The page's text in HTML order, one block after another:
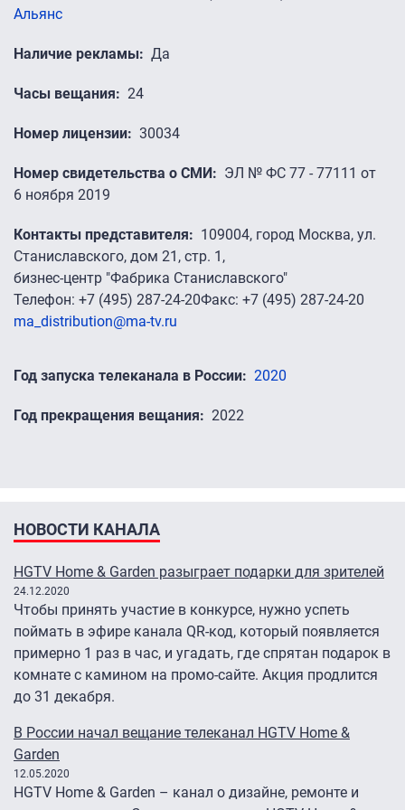
Альянс
Наличие рекламы Да
Часы вещания 24
Номер лицензии 30034
Номер свидетельства о СМИ
ЭЛ № ФС 77 - 77111 от
6 ноября 2019
Контакты представителя
109004, город Москва, ул.
Станиславского, дом 21, стр. 1,
бизнес-центр "Фабрика Станиславского"
Телефон: +7 (495) 287-24-20Факс: +7 (495) 287-24-20
ma_distribution@ma-tv.ru
Год запуска телеканала в России 2020
Год прекращения вещания 2022
НОВОСТИ КАНАЛА
HGTV Home & Garden разыграет подарки для зрителей
24.12.2020
Чтобы принять участие в конкурсе, нужно успеть
поймать в эфире канала QR-код, который появляется
примерно 1 раз в час, и угадать, где спрятан подарок в
комнате с камином на промо-сайте. Акция продлится
до 31 декабря.
В России начал вещание телеканал HGTV Home &
Garden
12.05.2020
HGTV Home & Garden – канал о дизайне, ремонте и